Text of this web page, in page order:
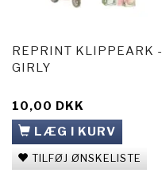
REPRINT KLIPPEARK -
GIRLY
10,00 DKK
LÆG I KURV
TILFØJ ØNSKELISTE